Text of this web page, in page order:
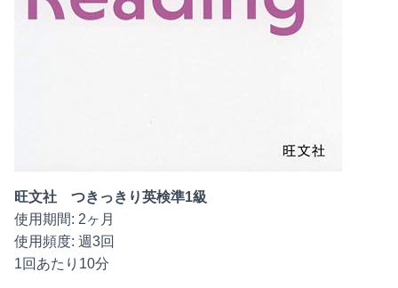
旺文社 つきっきり英検準1級
使用期間: 2ヶ月
使用頻度: 週3回
1回あたり10分